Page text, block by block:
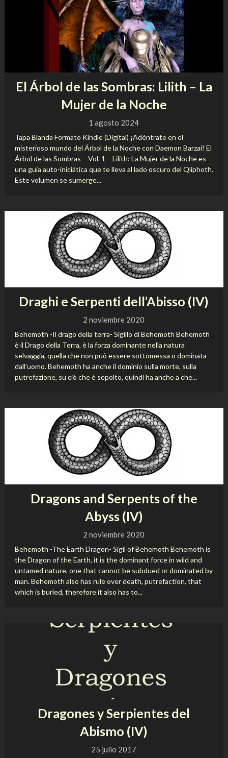
El Árbol de las Sombras: Lilith – La
Mujer de la Noche
1 agosto 2024
Tapa Blanda Formato Kindle (Digital) ¡Adéntrate en el
misterioso mundo del Árbol de la Noche con Daemon Barzai! El
Árbol de las Sombras – Vol. 1 – Lilith: La Mujer de la Noche es
una guía auto-iniciática que te lleva al lado oscuro del Qliphoth.
Este volumen se sumerge...
Draghi e Serpenti dell’Abisso (IV)
2 noviembre 2020
Behemoth -Il drago della terra- Sigillo di Behemoth Behemoth
è il Drago della Terra, è la forza dominante nella natura
selvaggia, quella che non può essere sottomessa o dominata
dall’uomo. Behemoth ha anche il dominio sulla morte, sulla
putrefazione, su ciò che è sepolto, quindi ha anche a che...
Dragons and Serpents of the
Abyss (IV)
2 noviembre 2020
Behemoth -The Earth Dragon- Sigil of Behemoth Behemoth is
the Dragon of the Earth, it is the dominant force in wild and
untamed nature, one that cannot be subdued or dominated by
man. Behemoth also has rule over death, putrefaction, that
which is buried, therefore it also has to...
Dragones y Serpientes del
Abismo (IV)
25 julio 2017